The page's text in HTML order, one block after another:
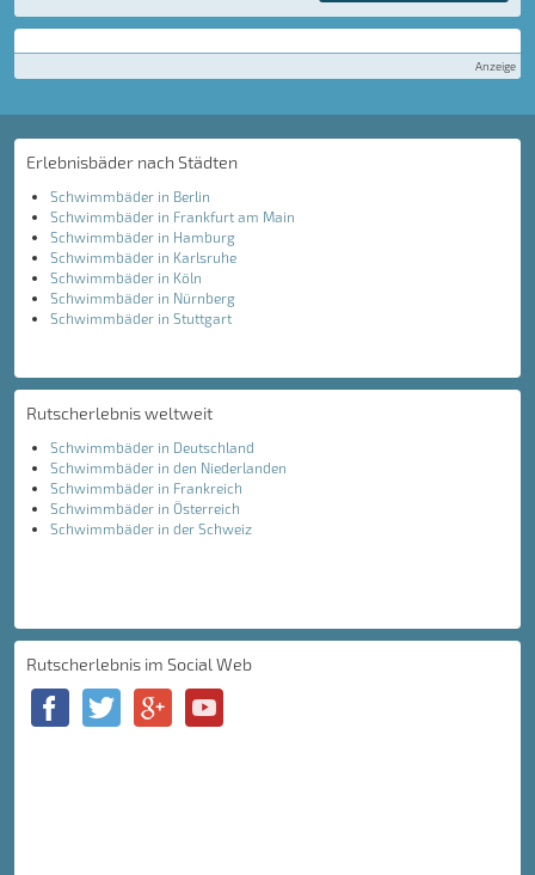
Anzeige
Erlebnisbäder nach Städten
Schwimmbäder in Berlin
Schwimmbäder in Frankfurt am Main
Schwimmbäder in Hamburg
Schwimmbäder in Karlsruhe
Schwimmbäder in Köln
Schwimmbäder in Nürnberg
Schwimmbäder in Stuttgart
Rutscherlebnis weltweit
Schwimmbäder in Deutschland
Schwimmbäder in den Niederlanden
Schwimmbäder in Frankreich
Schwimmbäder in Österreich
Schwimmbäder in der Schweiz
Rutscherlebnis im Social Web